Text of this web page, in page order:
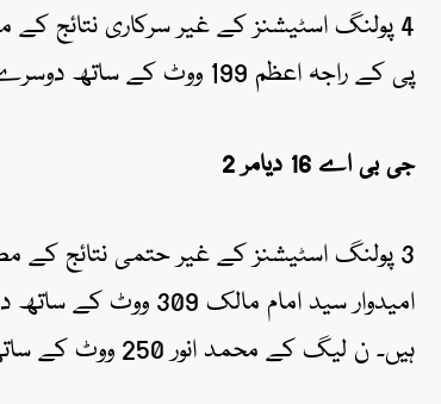
پی کے راجہ اعظم 199 ووٹ کے ساتھ دوسرے جب کہ ن لیگ کے طاہر شگری 148 ووٹ لے کر تیسرے نمبر پر ہیں۔
جی بی اے 16 دیامر 2
ہیں۔ ن لیگ کے محمد انور 250 ووٹ کے ساتھ چوتھے نمبر پر ہیں۔